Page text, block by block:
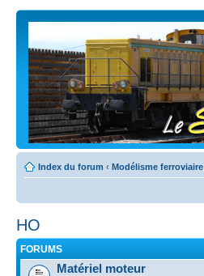
Index du forum ‹ Modélisme ferroviaire
HO
FORUMS
Matériel moteur